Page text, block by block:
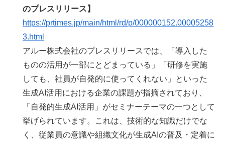
のプレスリリース】
https://prtimes.jp/main/html/rd/p/000000152.00005258
3.html
アルー株式会社のプレスリリースでは、「導入した
ものの活用が一部にとどまっている」「研修を実施
しても、社員が自発的に使ってくれない」といった
生成AI活用における企業の課題が指摘されており、
「自発的生成AI活用」がセミナーテーマの一つとして
挙げられています。これは、技術的な知識だけでな
く、従業員の意識や組織文化が生成AIの普及・定着に